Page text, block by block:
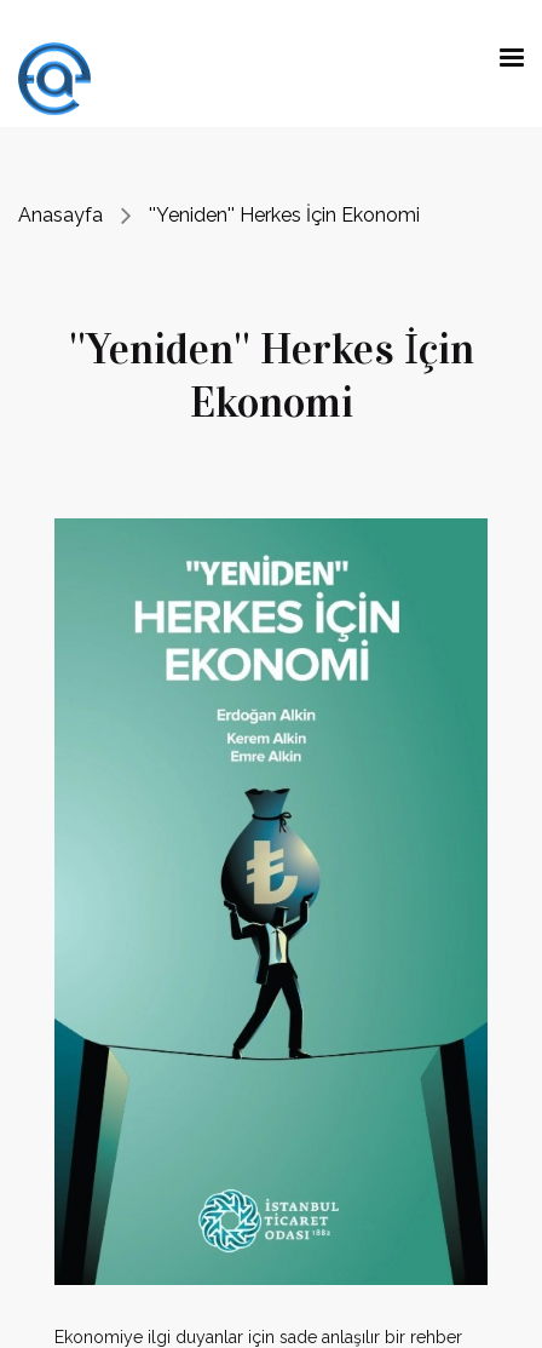
Anasayfa ''Yeniden'' Herkes İçin Ekonomi
''Yeniden'' Herkes İçin
Ekonomi
Ekonomiye ilgi duyanlar için sade anlaşılır bir rehber